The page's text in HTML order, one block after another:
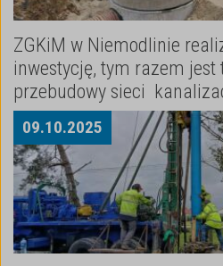
ZGKiM w Niemodlinie
inwestycję, tym razem jest
przebudowy sieci
terenie miasta Niemodlina.
09.10.2025